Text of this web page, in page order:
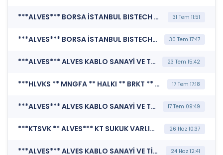
***ALVES*** BORSA İSTANBUL BISTECH DEVRE KESİCİ UYGULAMASI (Pay Bazında Devre Kesici Bildirimi) 31 Tem 11:51
***ALVES*** BORSA İSTANBUL BISTECH DEVRE KESİCİ UYGULAMASI (Pay Bazında Devre Kesici Bildirimi) 30 Tem 17:47
***ALVES*** ALVES KABLO SANAYİ VE TİCARET A.Ş. (Yeni İş İlişkisi) 23 Tem 15:42
***HLVKS ** MNGFA ** HALKI ** BRKT ** HDFFL ** AGHOL ** NRBNK ** EKTVK ** INFO ** ALVES ** OSMEN ** NURVK ** YKYAT ** PBTR ** TRKNT ** MDIAZ ** KTSVK ** DSYAT ** DVRLK ** AKMEN ** KAREL ** ENJSA ** ZOREN*** MERKEZİ KAYIT KURULUŞU A.Ş. (Borçlanma Araçları, Yatırım Fonları ve Varant İtfa/Kupon/Getiri/ Nakdi Uzlaşı Ödeme İşlemleri) 17 Tem 17:18
***ALVES*** ALVES KABLO SANAYİ VE TİCARET A.Ş. (Pay Dışında Sermaye Piyasası Aracı İşlemlerine İlişkin Bildirim (Faiz İçeren)) 17 Tem 09:49
***KTSVK ** ALVES*** KT SUKUK VARLIK KİRALAMA A.Ş. (Pay Dışında Sermaye Piyasası Aracı İşlemlerine İlişkin Bildirim (Faizsiz)) 26 Haz 10:37
***ALVES*** ALVES KABLO SANAYİ VE TİCARET A.Ş. (Özel Durum Açıklaması (Genel)) 24 Haz 12:41